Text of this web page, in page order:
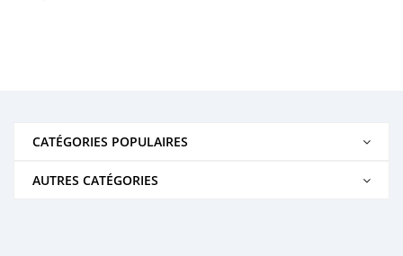
CATÉGORIES POPULAIRES
AUTRES CATÉGORIES